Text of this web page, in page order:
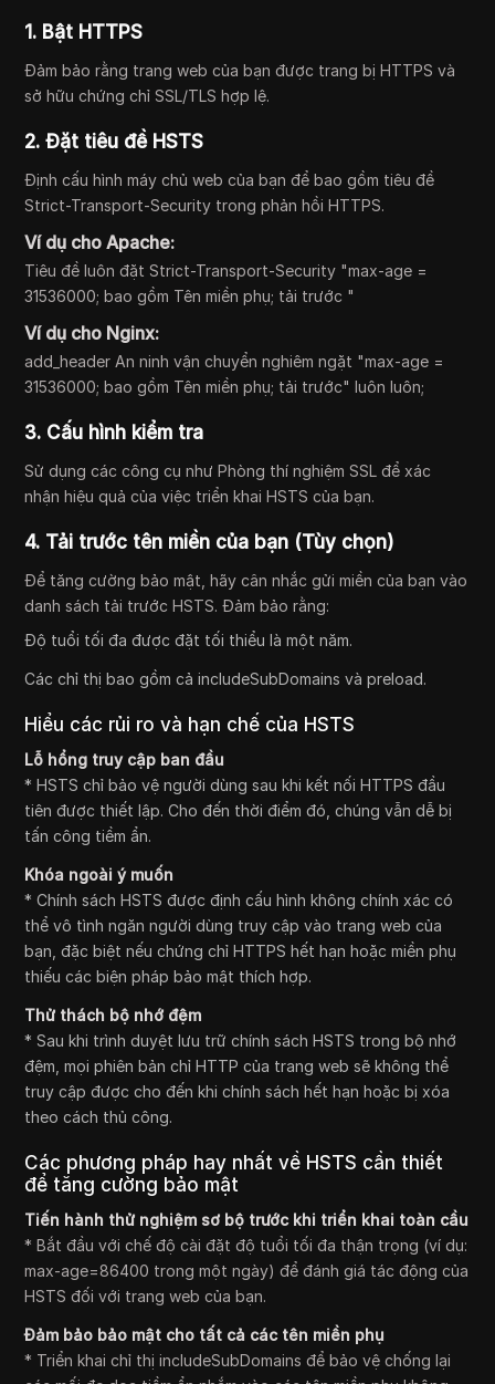
1. Bật HTTPS
Đảm bảo rằng trang web của bạn được trang bị HTTPS và
sở hữu chứng chỉ SSL/TLS hợp lệ.
2. Đặt tiêu đề HSTS
Định cấu hình máy chủ web của bạn để bao gồm tiêu đề
Strict-Transport-Security trong phản hồi HTTPS.
Ví dụ cho Apache:
Tiêu đề luôn đặt Strict-Transport-Security "max-age =
31536000; bao gồm Tên miền phụ; tải trước "
Ví dụ cho Nginx:
add_header An ninh vận chuyển nghiêm ngặt "max-age =
31536000; bao gồm Tên miền phụ; tải trước" luôn luôn;
3. Cấu hình kiểm tra
Sử dụng các công cụ như Phòng thí nghiệm SSL để xác
nhận hiệu quả của việc triển khai HSTS của bạn.
4. Tải trước tên miền của bạn (Tùy chọn)
Để tăng cường bảo mật, hãy cân nhắc gửi miền của bạn vào
danh sách tải trước HSTS. Đảm bảo rằng:
Độ tuổi tối đa được đặt tối thiểu là một năm.
Các chỉ thị bao gồm cả includeSubDomains và preload.
Hiểu các rủi ro và hạn chế của HSTS
Lỗ hổng truy cập ban đầu
* HSTS chỉ bảo vệ người dùng sau khi kết nối HTTPS đầu
tiên được thiết lập. Cho đến thời điểm đó, chúng vẫn dễ bị
tấn công tiềm ẩn.
Khóa ngoài ý muốn
* Chính sách HSTS được định cấu hình không chính xác có
thể vô tình ngăn người dùng truy cập vào trang web của
bạn, đặc biệt nếu chứng chỉ HTTPS hết hạn hoặc miền phụ
thiếu các biện pháp bảo mật thích hợp.
Thử thách bộ nhớ đệm
* Sau khi trình duyệt lưu trữ chính sách HSTS trong bộ nhớ
đệm, mọi phiên bản chỉ HTTP của trang web sẽ không thể
truy cập được cho đến khi chính sách hết hạn hoặc bị xóa
theo cách thủ công.
Các phương pháp hay nhất về HSTS cần thiết
để tăng cường bảo mật
Tiến hành thử nghiệm sơ bộ trước khi triển khai toàn cầu
* Bắt đầu với chế độ cài đặt độ tuổi tối đa thận trọng (ví dụ:
max-age=86400 trong một ngày) để đánh giá tác động của
HSTS đối với trang web của bạn.
Đảm bảo bảo mật cho tất cả các tên miền phụ
* Triển khai chỉ thị includeSubDomains để bảo vệ chống lại